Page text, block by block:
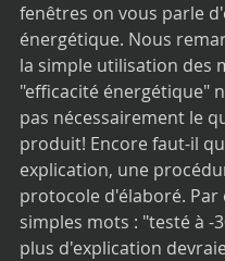
fenêtres on vous parle
énergétique. Nous
la simple utilisation des
"efficacité énergétique"
pas nécessairement le
produit! Encore faut-il
explication, une
protocole d'élaboré. Par
simples mots : "testé à -
plus d'explication